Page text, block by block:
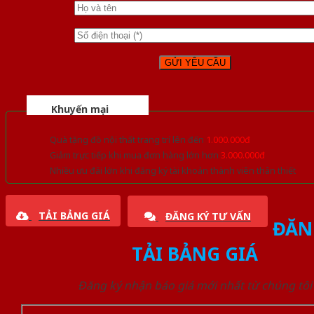
Khuyến mại
Quà tặng đồ nội thất trang trí lên đến 1.000.000đ
Giảm trực tiếp khi mua đơn hàng lớn hơn 3.000.000đ
Nhiều ưu đãi lớn khi đăng ký tài khoản thành viên thân thiết
TẢI BẢNG GIÁ ĐĂNG KÝ TƯ VẤN
TẢI BẢNG GIÁ
Đăng ký nhận báo giá mới nhất từ chúng tôi